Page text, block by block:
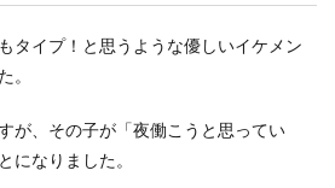
タイプ！と思うような優しいイケメン
。
が、その子が「夜働こうと思ってい
になりました。